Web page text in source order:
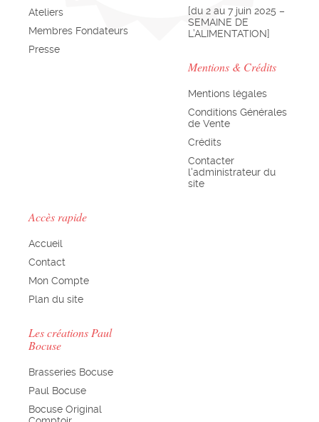
Ateliers
Membres Fondateurs
Presse
[du 2 au 7 juin 2025 –
SEMAINE DE
L’ALIMENTATION]
Mentions & Crédits
Mentions légales
Conditions Générales
de Vente
Crédits
Contacter
l'administrateur du
site
Accès rapide
Accueil
Contact
Mon Compte
Plan du site
Les créations Paul
Bocuse
Brasseries Bocuse
Paul Bocuse
Bocuse Original